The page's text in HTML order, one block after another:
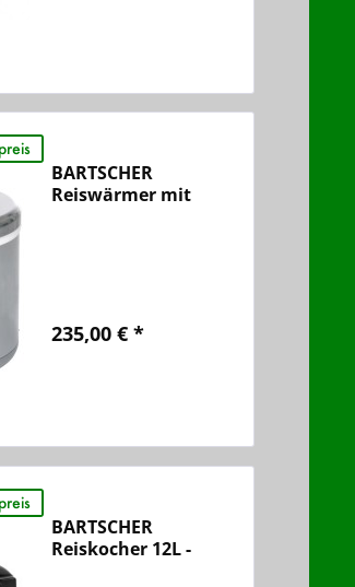
BARTSCHER
Reiswärmer mit
235,00 € *
BARTSCHER
Reiskocher 12L -